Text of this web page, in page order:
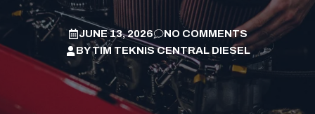
JUNE 13, 2026
NO COMMENTS
BYTIM TEKNIS CENTRAL DIESEL